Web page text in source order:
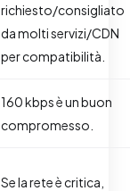
richiesto/consigliato
da molti servizi/CDN
per compatibilità.
160 kbps è un buon
compromesso.
Se la rete è critica,